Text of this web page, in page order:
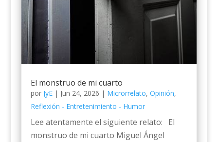
El monstruo de mi cuarto
por JyE| Jun 24, 2026 | Microrrelato, Opinión,
Reflexión - Entretenimiento - Humor
Lee atentamente el siguiente relato: El
monstruo de mi cuarto Miguel Ángel